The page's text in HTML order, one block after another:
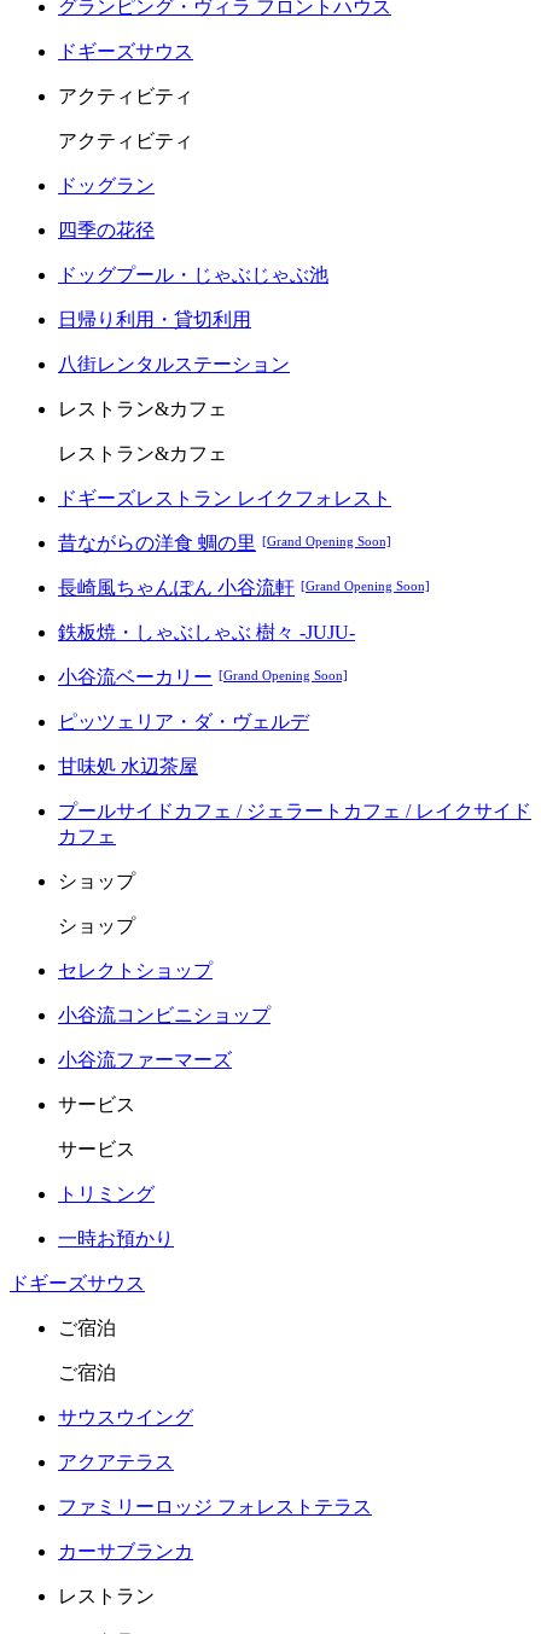
グランピング・ヴィラ フロントハウス
ドギーズサウス
アクティビティ
アクティビティ
ドッグラン
四季の花径
ドッグプール・じゃぶじゃぶ池
日帰り利用・貸切利用
八街レンタルステーション
レストラン&カフェ
レストラン&カフェ
ドギーズレストラン レイクフォレスト
昔ながらの洋食 蜩の里 [Grand Opening Soon]
長崎風ちゃんぽん 小谷流軒 [Grand Opening Soon]
鉄板焼・しゃぶしゃぶ 樹々 -JUJU-
小谷流ベーカリー [Grand Opening Soon]
ピッツェリア・ダ・ヴェルデ
甘味処 水辺茶屋
プールサイドカフェ / ジェラートカフェ / レイクサイド
カフェ
ショップ
ショップ
セレクトショップ
小谷流コンビニショップ
小谷流ファーマーズ
サービス
サービス
トリミング
一時お預かり
ドギーズサウス
ご宿泊
ご宿泊
サウスウイング
アクアテラス
ファミリーロッジ フォレストテラス
カーサブランカ
レストラン